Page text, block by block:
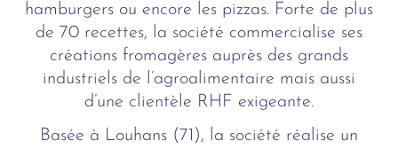
hamburgers ou encore les pizzas. Forte de plus
de 70 recettes, la société commercialise ses
créations fromagères auprès des grands
industriels de l’agroalimentaire mais aussi
d’une clientèle RHF exigeante.
Basée à Louhans (71), la société réalise un